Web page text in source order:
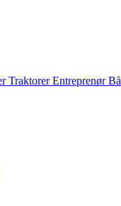
Traktorer Entreprenør